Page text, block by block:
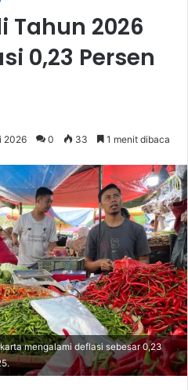
Tahun 2026
0,23 Persen
2026 0 33 1 menit dibaca
mengalami deflasi sebesar 0,23